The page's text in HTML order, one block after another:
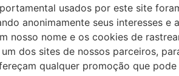
usados ​​por este site
anonimamente seus interesses
nosso nome e os cookies de
dos sites de nossos parceiros,
qualquer promoção que